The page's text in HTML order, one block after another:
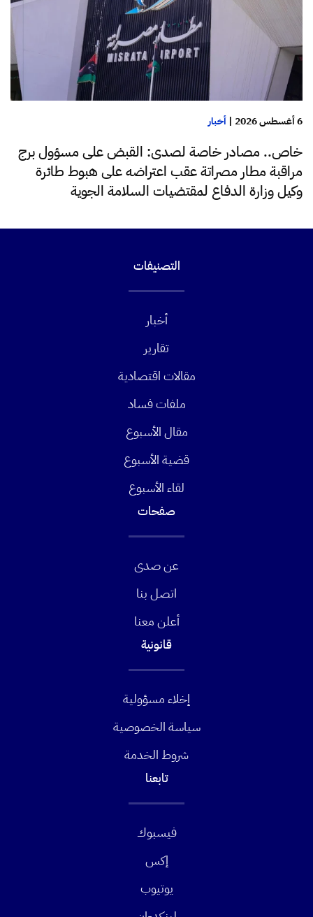
6 أغسطس 2026 | أخبار
خاص.. مصادر خاصة لصدى: القبض على مسؤول برج
مراقبة مطار مصراتة عقب اعتراضه على هبوط طائرة
وكيل وزارة الدفاع لمقتضيات السلامة الجوية
التصنيفات
أخبار
تقارير
مقالات اقتصادية
ملفات فساد
مقال الأسبوع
قضية الأسبوع
لقاء الأسبوع
صفحات
عن صدى
اتصل بنا
أعلن معنا
قانونية
إخلاء مسؤولية
سياسة الخصوصية
شروط الخدمة
تابعنا
فيسبوك
إكس
يوتيوب